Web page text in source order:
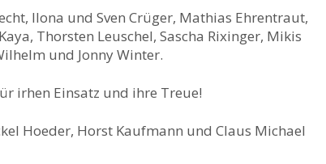
Ilona und Sven Crüger, Mathias Ehrentraut,
Thorsten Leuschel, Sascha Rixinger, Mikis
und Jonny Winter.
irhen Einsatz und ihre Treue!
Hoeder, Horst Kaufmann und Claus Michael